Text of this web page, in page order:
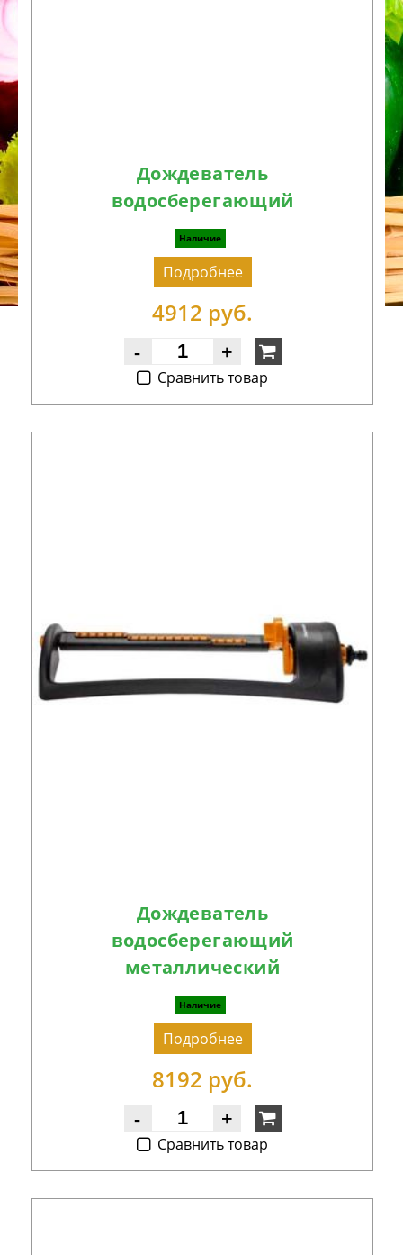
Дождеватель
водосберегающий
Наличие
Подробнее
4912 руб.
- +
Cравнить товар
Дождеватель
водосберегающий
металлический
Наличие
Подробнее
8192 руб.
- +
Cравнить товар